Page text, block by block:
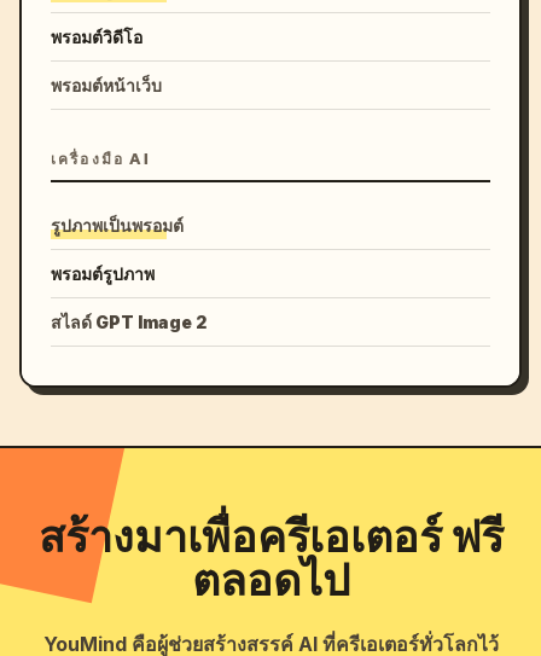
พรอมต์วิดีโอ
พรอมต์หน้าเว็บ
เครื่องมือ AI
รูปภาพเป็นพรอมต์
พรอมต์รูปภาพ
สไลด์ GPT Image 2
สร้างมาเพื่อครีเอเตอร์ ฟรี
ตลอดไป
YouMind คือผู้ช่วยสร้างสรรค์ AI ที่ครีเอเตอร์ทั่วโลกไว้